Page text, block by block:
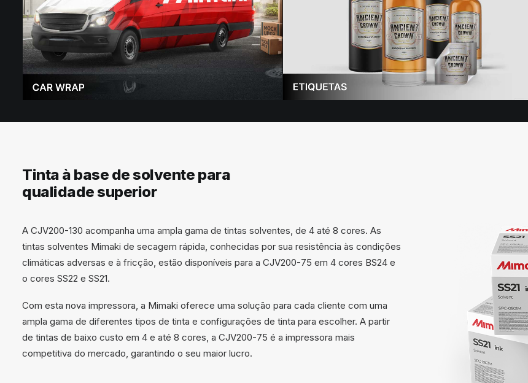
Tinta à base de solvente para
qualidade superior
A CJV200-130 acompanha uma ampla gama de tintas solventes, de 4 até 8 cores. As
tintas solventes Mimaki de secagem rápida, conhecidas por sua resistência às condições
climáticas adversas e à fricção, estão disponíveis para a CJV200-75 em 4 cores BS24 e
o cores SS22 e SS21.
Com esta nova impressora, a Mimaki oferece uma solução para cada cliente com uma
ampla gama de diferentes tipos de tinta e configurações de tinta para escolher. A partir
de tintas de baixo custo em 4 e até 8 cores, a CJV200-75 é a impressora mais
competitiva do mercado, garantindo o seu maior lucro.